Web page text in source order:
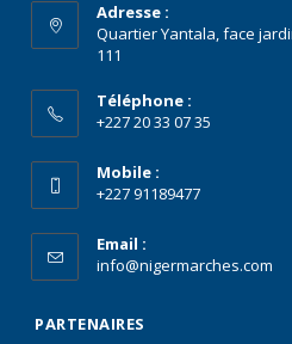
Adresse :
Quartier Yantala, face
111
Téléphone :
+227 20 33 07 35
Mobile :
+227 91189477
Email :
info@nigermarches.com
PARTENAIRES